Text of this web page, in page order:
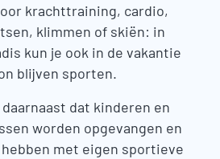
krachttraining, cardio,
klimmen of skiën: in
kun je ook in de vakantie
blijven sporten.
dat kinderen en
worden opgevangen en
met eigen sportieve